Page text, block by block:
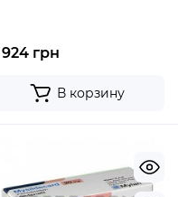
грн
В корзину